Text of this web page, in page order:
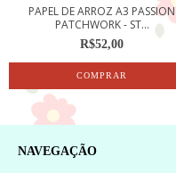
PAPEL DE ARROZ A3 PASSION
PATCHWORK - ST...
R$52,00
NAVEGAÇÃO